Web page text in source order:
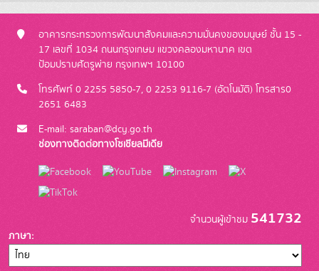
อาคารกระทรวงการพัฒนาสังคมและความมั่นคงของมนุษย์ ชั้น 15 -
17 เลขที่ 1034 ถนนกรุงเกษม แขวงคลองมหานาค เขต
ป้อมปราบศัตรูพ่าย กรุงเทพฯ 10100
โทรศัพท์ 0 2255 5850-7, 0 2253 9116-7 (อัตโนมัติ) โทรสาร0
2651 6483
E-mail: saraban@dcy.go.th
ช่องทางติดต่อทางโซเชียลมีเดีย
จำนวนผู้เข้าชม 541732
ภาษา